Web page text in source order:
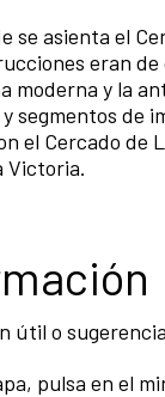
se asienta el
eran
moderna y la
segmentos de
el Cercado de
Victoria.
útil o
pulsa en el